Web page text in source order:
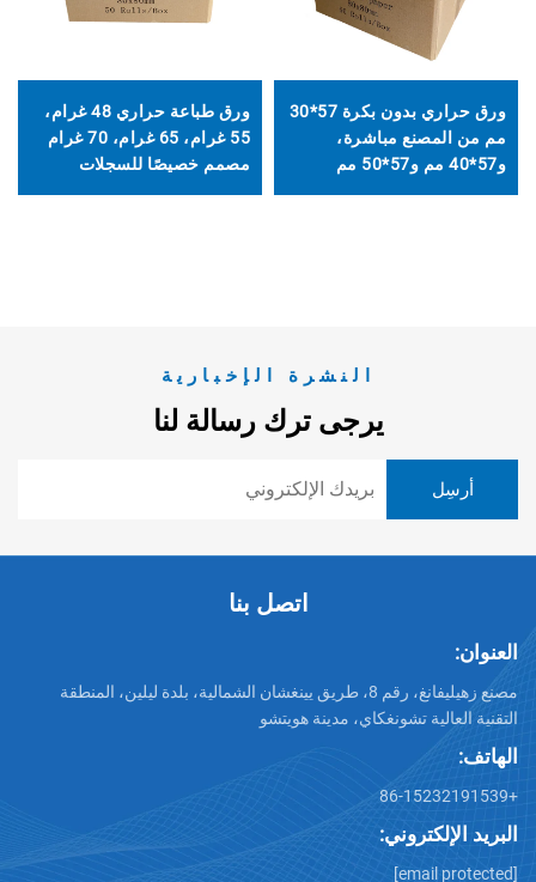
ورق حراري بدون بكرة 57*30
مم من المصنع مباشرة،
و57*40 مم و57*50 مم
ورق طباعة حراري 48 غرام،
55 غرام، 65 غرام، 70 غرام
مصمم خصيصًا للسجلات
النشرة الإخبارية
يرجى ترك رسالة لنا
اتصل بنا
العنوان:
مصنع زهيليفانغ، رقم 8، طريق يينغشان الشمالية، بلدة ليلين، المنطقة
التقنية العالية تشونغكاي، مدينة هويتشو
الهاتف:
+86-15232191539
البريد الإلكتروني:
[email protected]